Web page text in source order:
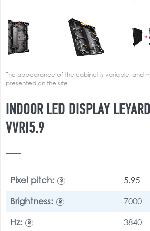
The appearance of the cabinet is variable, and
presented on the site.
INDOOR LED DISPLAY LEYARD
VVRI5.9
Pixel pitch: ?
5.95
Brightness:
?
7000
Hz:
?
3840